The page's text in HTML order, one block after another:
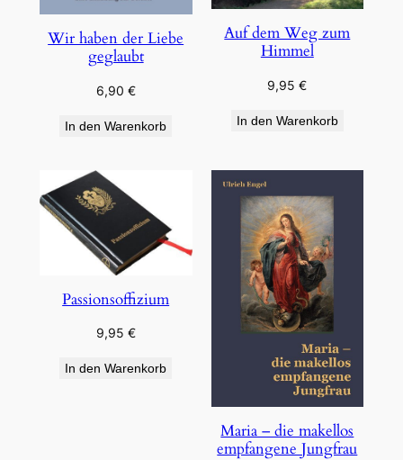
Wir haben der Liebe
geglaubt
6,90 €
In den Warenkorb
Auf dem Weg zum
Himmel
9,95€
In den Warenkorb
Passionsoffizium
9,95 €
In den Warenkorb
Maria – die makellos
empfangene Jungfrau